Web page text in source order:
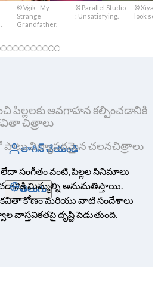
లాగిన్ చేయండి
తెలుగు
© Vgik : My
Strange
Grandfather.
© Parallel Studio
: Unsatisfying.
© Xiya
look
పిల్లలకు అవగాహన కల్పించడానికి
చిత్రాలు
విద్యాపరమైన చలనచిత్రాలు
లేదా సంగీతం వంటి, పిల్లల సినిమాలు
మిమ్మల్ని అనుమతిస్తాయి.
కోణం మరియు వాటి సందేశాలు
వాస్తవికతపై దృష్టి పెడుతుంది.